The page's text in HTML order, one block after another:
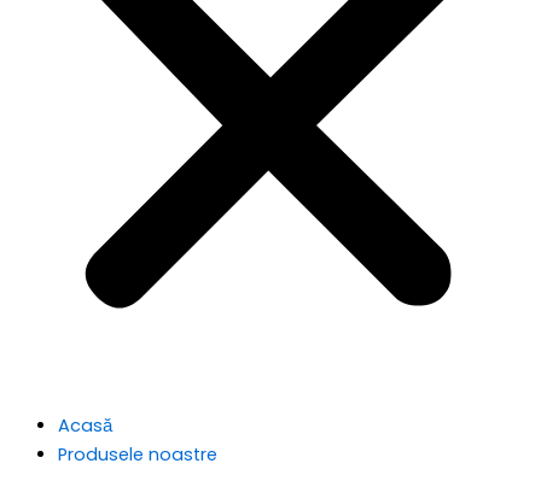
Acasă
Produsele noastre